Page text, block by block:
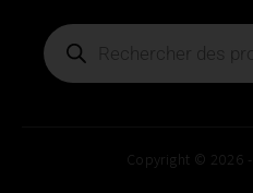
Copyright © 2026 -